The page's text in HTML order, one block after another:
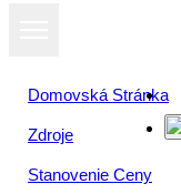
Domovská Stránka
Zdroje
Stanovenie Ceny
Zobraziť ako
prezentáciu